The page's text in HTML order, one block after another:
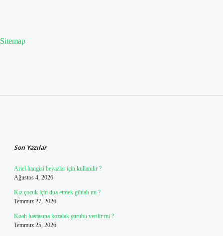
Sitemap
Son Yazılar
Ariel hangisi beyazlar için kullanılır ?
Ağustos 4, 2026
Kız çocuk için dua etmek günah mı ?
Temmuz 27, 2026
Koah hastasına kozalak şurubu verilir mi ?
Temmuz 25, 2026